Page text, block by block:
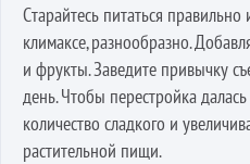
Старайтесь питаться
климаксе, разнообразно.
и фрукты. Заведите привычку
день. Чтобы перестройка
количество сладкого и
растительной пищи.